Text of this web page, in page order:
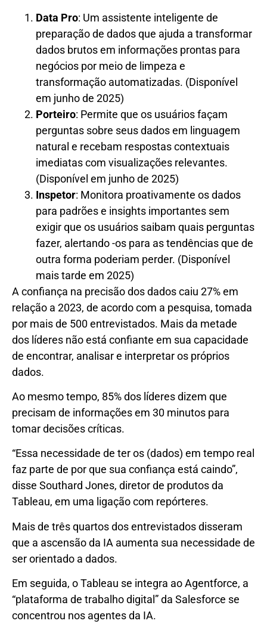
Data Pro: Um assistente inteligente de
preparação de dados que ajuda a transformar
dados brutos em informações prontas para
negócios por meio de limpeza e
transformação automatizadas. (Disponível
em junho de 2025)
Porteiro: Permite que os usuários façam
perguntas sobre seus dados em linguagem
natural e recebam respostas contextuais
imediatas com visualizações relevantes.
(Disponível em junho de 2025)
Inspetor: Monitora proativamente os dados
para padrões e insights importantes sem
exigir que os usuários saibam quais perguntas
fazer, alertando -os para as tendências que de
outra forma poderiam perder. (Disponível
mais tarde em 2025)
A confiança na precisão dos dados caiu 27% em
relação a 2023, de acordo com a pesquisa, tomada
por mais de 500 entrevistados. Mais da metade
dos líderes não está confiante em sua capacidade
de encontrar, analisar e interpretar os próprios
dados.
Ao mesmo tempo, 85% dos líderes dizem que
precisam de informações em 30 minutos para
tomar decisões críticas.
“Essa necessidade de ter os (dados) em tempo real
faz parte de por que sua confiança está caindo”,
disse Southard Jones, diretor de produtos da
Tableau, em uma ligação com repórteres.
Mais de três quartos dos entrevistados disseram
que a ascensão da IA ​​aumenta sua necessidade de
ser orientado a dados.
Em seguida, o Tableau se integra ao Agentforce, a
“plataforma de trabalho digital” da Salesforce se
concentrou nos agentes da IA.